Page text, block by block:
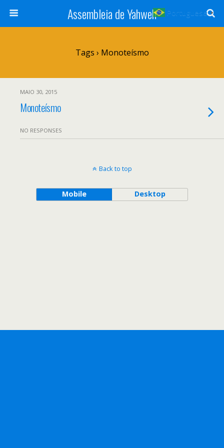
Assembleia de Yahweh
Tags › Monoteísmo
MAIO 30, 2015
Monoteísmo
NO RESPONSES
Back to top
Mobile Desktop
Portuguese ▼